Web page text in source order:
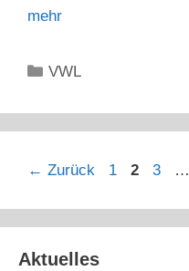
mehr
Kategorien
VWL
← Zurück Seite
1 Seite
2 Seite
3 …
Aktuelles